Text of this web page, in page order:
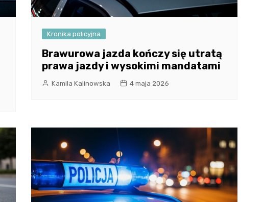
Kronika policyjna
Brawurowa jazda kończy się utratą
prawa jazdy i wysokimi mandatami
Kamila Kalinowska 4 maja 2026